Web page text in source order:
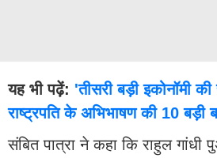
यह भी पढ़ें: 'तीसरी बड़ी इकोनॉमी
राष्ट्रपति के अभिभाषण की 10 बड़ी
संबित पात्रा ने कहा कि राहुल गांधी